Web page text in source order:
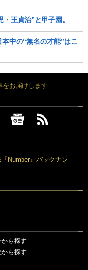
王貞治”と甲子園。
中の“無名の才能”はこ
をお届けします
『Number』バックナン
から探す
から探す